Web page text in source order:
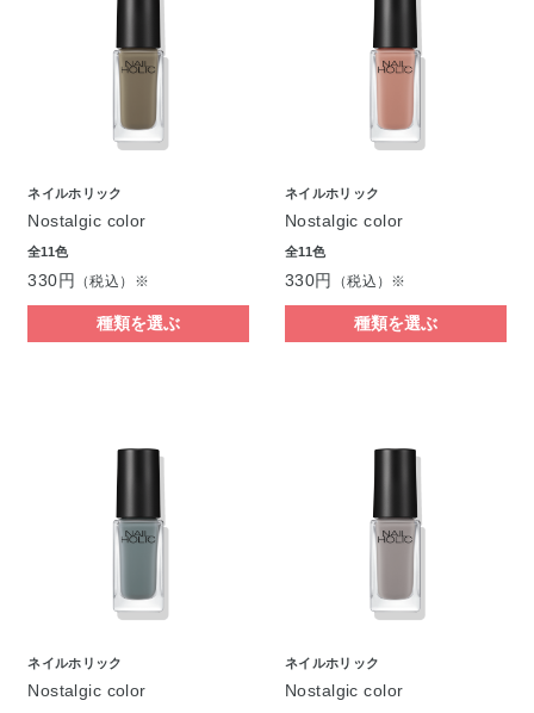
ネイルホリック
Nostalgic color
全11色
330円 （税込）※
種類を選ぶ
ネイルホリック
Nostalgic color
全11色
330円 （税込）※
種類を選ぶ
ネイルホリック
Nostalgic color
ネイルホリック
Nostalgic color